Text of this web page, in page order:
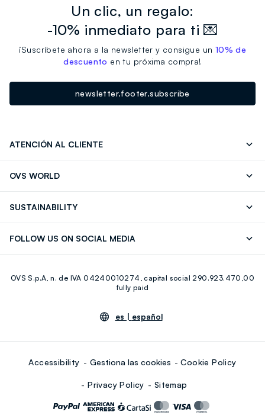
Un clic, un regalo:
-10% inmediato para ti 💌
¡Suscríbete ahora a la newsletter y consigue un 10% de
descuento en tu próxima compra!
newsletter.footer.subscribe
ATENCIÓN AL CLIENTE
OVS WORLD
SUSTAINABILITY
FOLLOW US ON SOCIAL MEDIA
Youtube Linkedin
OVS S.p.A, n. de IVA 04240010274, capital social 290.923.470,00
fully paid
es | español
Accessibility Gestiona las cookies Cookie Policy
Privacy Policy Sitemap